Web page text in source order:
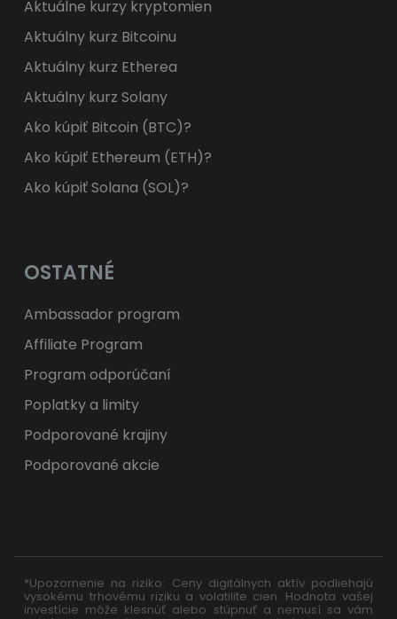
Aktuálne kurzy kryptomien
Aktuálny kurz Bitcoinu
Aktuálny kurz Etherea
Aktuálny kurz Solany
Ako kúpiť Bitcoin (BTC)?
Ako kúpiť Ethereum (ETH)?
Ako kúpiť Solana (SOL)?
OSTATNÉ
Ambassador program
Affiliate Program
Program odporúčaní
Poplatky a limity
Podporované krajiny
Podporované akcie
*Upozornenie na riziko: Ceny digitálnych aktív podliehajú
vysokému trhovému riziku a volatilite cien. Hodnota vašej
investície môže klesnúť alebo stúpnuť a nemusí sa vám